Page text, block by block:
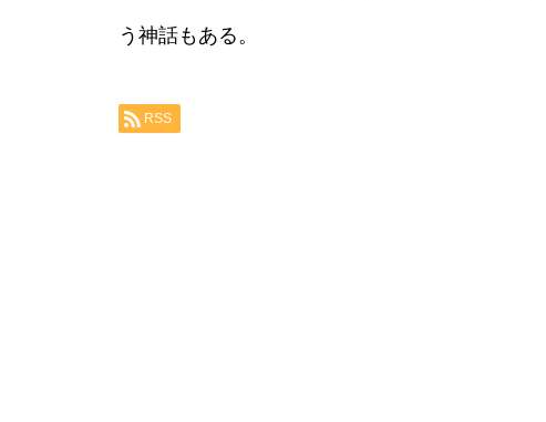
う神話もある。
RSS